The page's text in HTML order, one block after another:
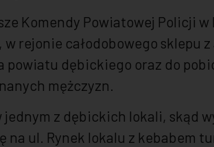
Komendy Powiatowej Policji w
rejonie całodobowego sklepu
powiatu dębickiego oraz do
mężczyzn.
jednym z dębickich lokali, skąd
na ul. Rynek lokalu z kebabem